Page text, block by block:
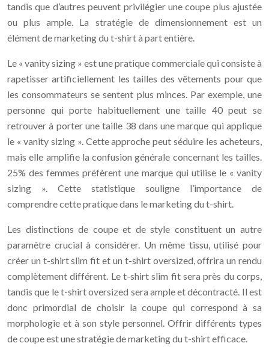
tandis que d’autres peuvent privilégier une coupe plus ajustée
ou plus ample. La stratégie de dimensionnement est un
élément de marketing du t-shirt à part entière.
Le « vanity sizing » est une pratique commerciale qui consiste à
rapetisser artificiellement les tailles des vêtements pour que
les consommateurs se sentent plus minces. Par exemple, une
personne qui porte habituellement une taille 40 peut se
retrouver à porter une taille 38 dans une marque qui applique
le « vanity sizing ». Cette approche peut séduire les acheteurs,
mais elle amplifie la confusion générale concernant les tailles.
25% des femmes préfèrent une marque qui utilise le « vanity
sizing ». Cette statistique souligne l’importance de
comprendre cette pratique dans le marketing du t-shirt.
Les distinctions de coupe et de style constituent un autre
paramètre crucial à considérer. Un même tissu, utilisé pour
créer un t-shirt slim fit et un t-shirt oversized, offrira un rendu
complètement différent. Le t-shirt slim fit sera près du corps,
tandis que le t-shirt oversized sera ample et décontracté. Il est
donc primordial de choisir la coupe qui correspond à sa
morphologie et à son style personnel. Offrir différents types
de coupe est une stratégie de marketing du t-shirt efficace.